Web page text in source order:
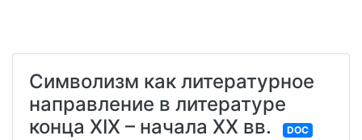
Символизм как литературное
направление в литературе
конца XIX – начала XX вв.
DOC